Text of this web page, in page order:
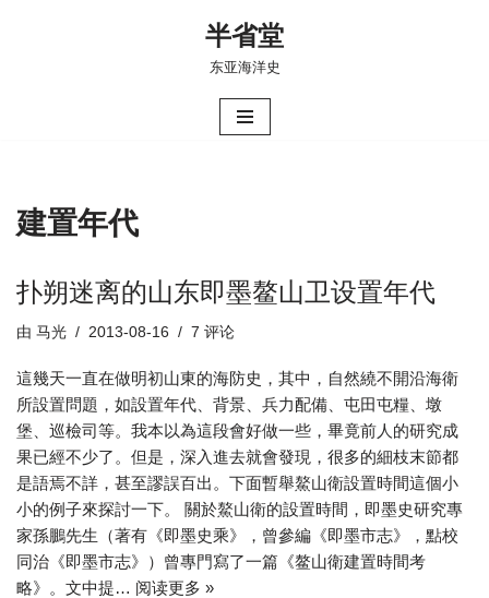
半省堂
东亚海洋史
建置年代
扑朔迷离的山东即墨鳌山卫设置年代
由 马光 2013-08-16 7 评论
這幾天一直在做明初山東的海防史，其中，自然繞不開沿海衛
所設置問題，如設置年代、背景、兵力配備、屯田屯糧、墩
堡、巡檢司等。我本以為這段會好做一些，畢竟前人的研究成
果已經不少了。但是，深入進去就會發現，很多的細枝末節都
是語焉不詳，甚至謬誤百出。下面暫舉鰲山衛設置時間這個小
小的例子來探討一下。 關於鰲山衛的設置時間，即墨史研究專
家孫鵬先生（著有《即墨史乘》，曾參編《即墨市志》，點校
同治《即墨市志》）曾專門寫了一篇《鳌山衛建置時間考
略》。文中提… 阅读更多 »